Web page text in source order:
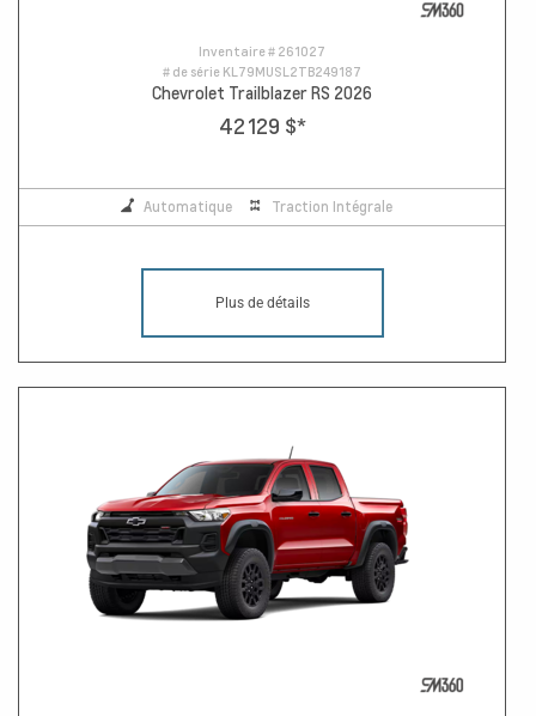
Inventaire # 261027
# de série KL79MUSL2TB249187
Chevrolet Trailblazer RS 2026
42 129 $*
Automatique Traction Intégrale
Plus de détails